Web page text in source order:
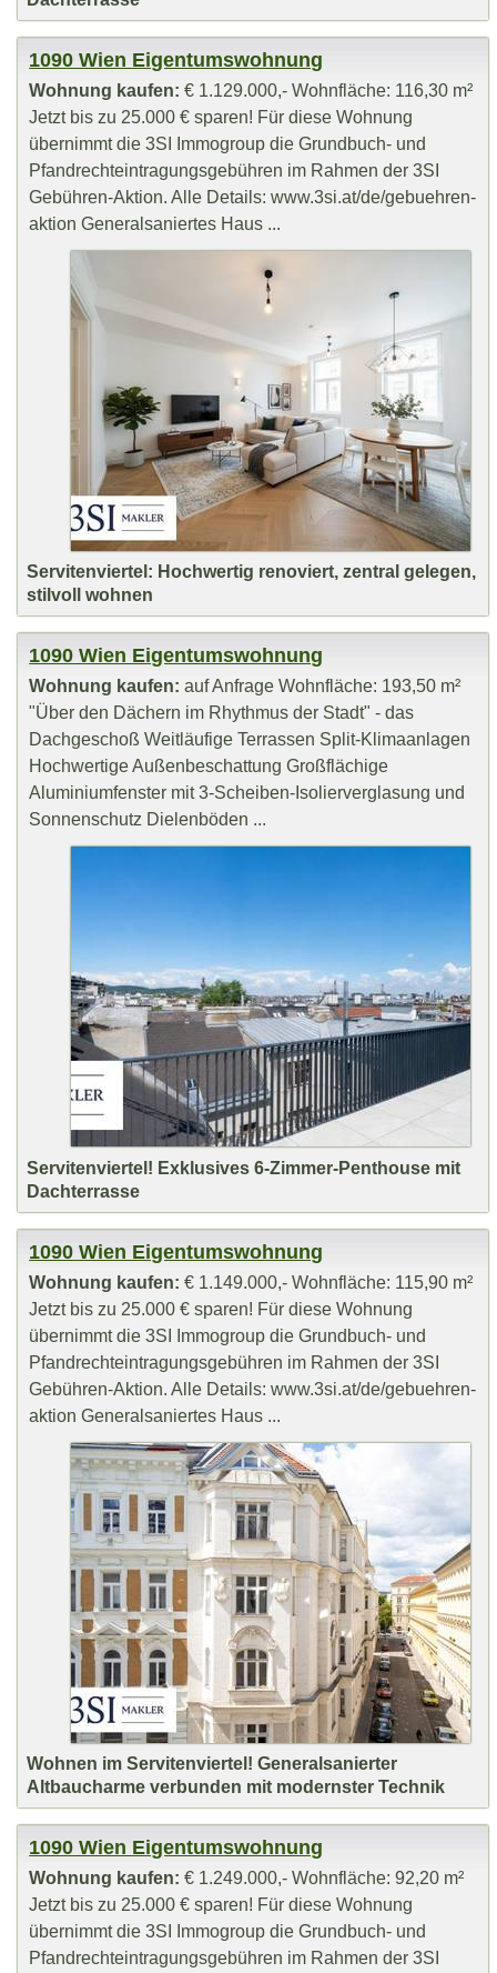
1090 Wien Eigentumswohnung
Wohnung kaufen: € 1.129.000,- Wohnfläche: 116,30 m²
Jetzt bis zu 25.000 € sparen! Für diese Wohnung
übernimmt die 3SI Immogroup die Grundbuch- und
Pfandrechteintragungsgebühren im Rahmen der 3SI
Gebühren-Aktion. Alle Details: www.3si.at/de/gebuehren-
aktion Generalsaniertes Haus ...
Servitenviertel: Hochwertig renoviert, zentral gelegen,
stilvoll wohnen
1090 Wien Eigentumswohnung
Wohnung kaufen: auf Anfrage Wohnfläche: 193,50 m²
"Über den Dächern im Rhythmus der Stadt" - das
Dachgeschoß Weitläufige Terrassen Split-Klimaanlagen
Hochwertige Außenbeschattung Großflächige
Aluminiumfenster mit 3-Scheiben-Isolierverglasung und
Sonnenschutz Dielenböden ...
Servitenviertel! Exklusives 6-Zimmer-Penthouse mit
Dachterrasse
1090 Wien Eigentumswohnung
Wohnung kaufen: € 1.149.000,- Wohnfläche: 115,90 m²
Jetzt bis zu 25.000 € sparen! Für diese Wohnung
übernimmt die 3SI Immogroup die Grundbuch- und
Pfandrechteintragungsgebühren im Rahmen der 3SI
Gebühren-Aktion. Alle Details: www.3si.at/de/gebuehren-
aktion Generalsaniertes Haus ...
Wohnen im Servitenviertel! Generalsanierter
Altbaucharme verbunden mit modernster Technik
1090 Wien Eigentumswohnung
Wohnung kaufen: € 1.249.000,- Wohnfläche: 92,20 m²
Jetzt bis zu 25.000 € sparen! Für diese Wohnung
übernimmt die 3SI Immogroup die Grundbuch- und
Pfandrechteintragungsgebühren im Rahmen der 3SI